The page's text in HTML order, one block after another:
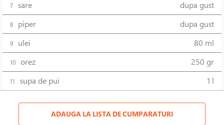
7 sare dupa gust
8 piper dupa gust
9 ulei 80 ml
10 orez 250 gr
11 supa de pui 1 l
ADAUGA LA LISTA DE CUMPARATURI